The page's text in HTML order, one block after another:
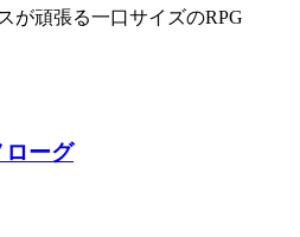
が頑張る一口サイズのRPG
ローグ